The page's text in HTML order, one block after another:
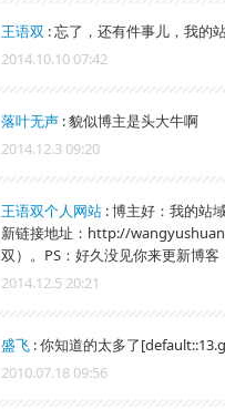
王语双 :忘了，还有件事儿，我的
2014.10.10 07:42
落叶无声 :貌似博主是头大牛啊
2014.12.3 09:20
王语双个人网站 :博主好：我的站
新链接地址：http://
双）。PS：好久没见你来更新博
2014.12.5 20:21
盛飞 :你知道的太多了
2010.07.18 09:56